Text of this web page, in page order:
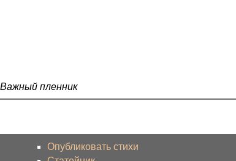
пленник
Опубликовать стихи